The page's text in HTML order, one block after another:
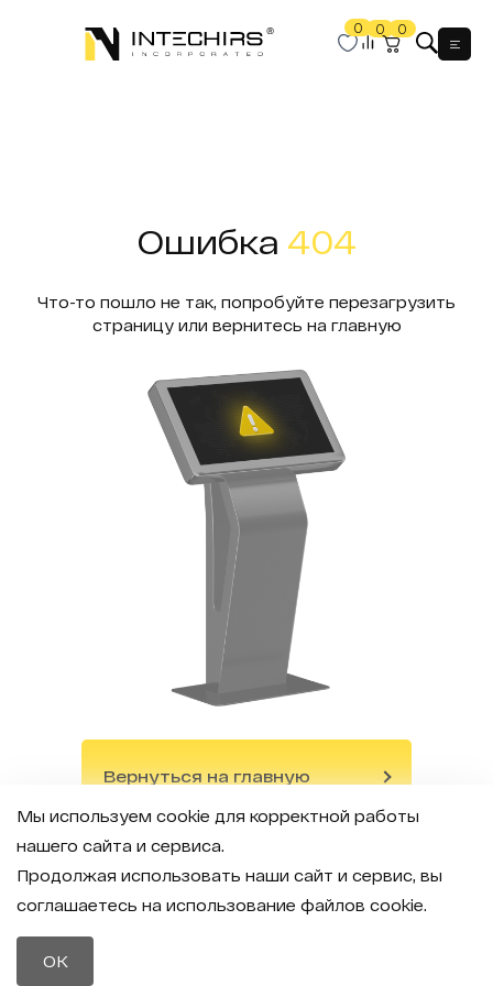
0 0 0
Ошибка 404
Что-то пошло не так, попробуйте перезагрузить
страницу или вернитесь на главную
Вернуться на главную
Вернуться назад
Мы используем cookie для корректной работы
нашего сайта и сервиса.
Продолжая использовать наши сайт и сервис, вы
соглашаетесь на использование файлов cookie.
OK